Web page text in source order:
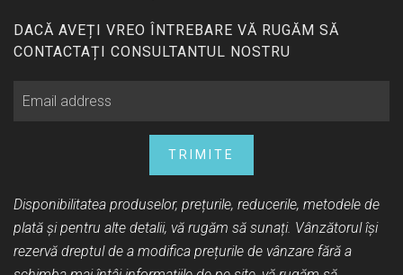
DACĂ AVEȚI VREO ÎNTREBARE VĂ RUGĂM SĂ
CONTACTAȚI CONSULTANTUL NOSTRU
TRIMITE
Disponibilitatea produselor, prețurile, reducerile, metodele de
plată și pentru alte detalii, vă rugăm să sunați. Vânzătorul își
rezervă dreptul de a modifica prețurile de vânzare fără a